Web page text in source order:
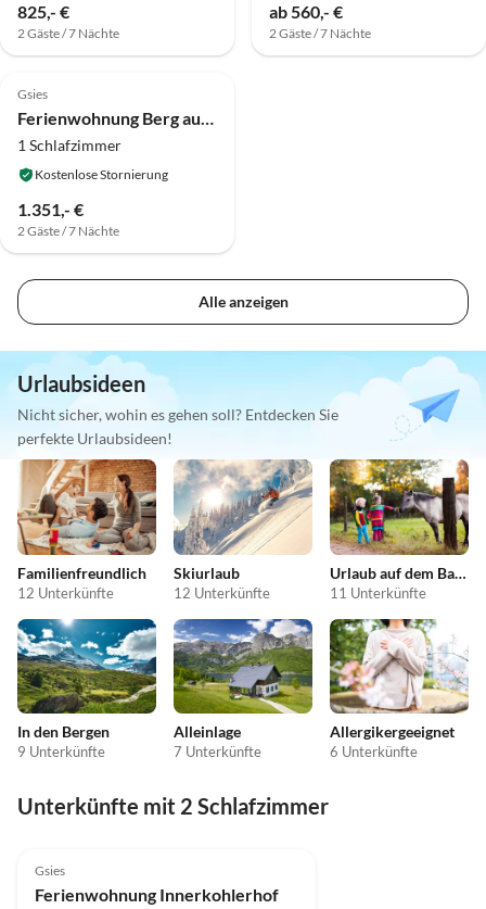
825,- €
2 Gäste / 7 Nächte
ab 560,- €
2 Gäste / 7 Nächte
Gsies
Ferienwohnung Berg auf dem Bauernhof
1 Schlafzimmer
Kostenlose Stornierung
1.351,- €
2 Gäste / 7 Nächte
Alle anzeigen
Urlaubsideen
Nicht sicher, wohin es gehen soll? Entdecken Sie
perfekte Urlaubsideen!
Familienfreundlich
12 Unterkünfte
Skiurlaub
12 Unterkünfte
Urlaub auf dem Bauernhof
11 Unterkünfte
In den Bergen
9 Unterkünfte
Alleinlage
7 Unterkünfte
Allergikergeeignet
6 Unterkünfte
Unterkünfte mit 2 Schlafzimmer
Gsies
Ferienwohnung Innerkohlerhof